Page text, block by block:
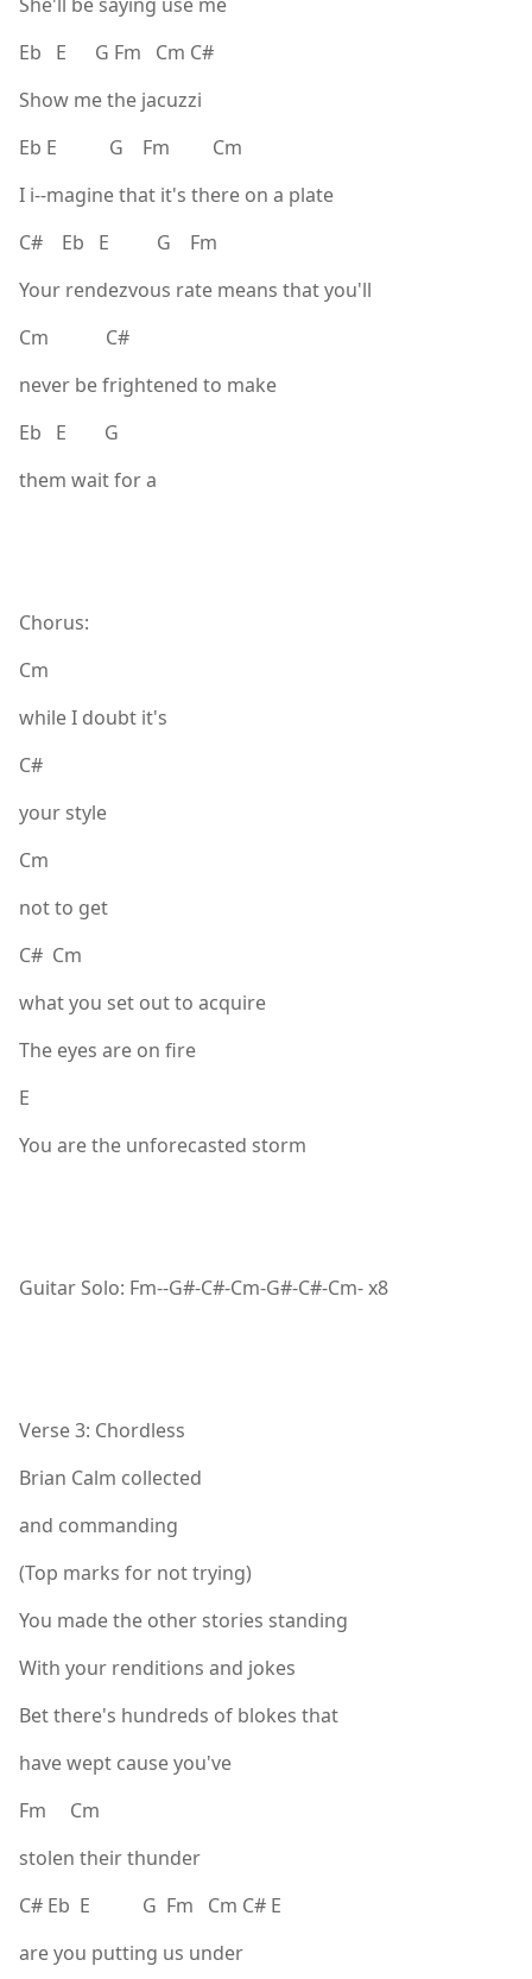
Eb E G Fm Cm C#
Show me the jacuzzi
Eb E G Fm Cm
I i--magine that it's there on a plate
C# Eb E G Fm
Your rendezvous rate means that you'll
Cm C#
never be frightened to make
Eb E G
them wait for a
Chorus:
Cm
while I doubt it's
C#
your style
Cm
not to get
C# Cm
what you set out to acquire
The eyes are on fire
E
You are the unforecasted storm
Guitar Solo: Fm--G#-C#-Cm-G#-C#-Cm- x8
Verse 3: Chordless
Brian Calm collected
and commanding
(Top marks for not trying)
You made the other stories standing
With your renditions and jokes
Bet there's hundreds of blokes that
have wept cause you've
Fm Cm
stolen their thunder
C# Eb E G Fm Cm C# E
are you putting us under